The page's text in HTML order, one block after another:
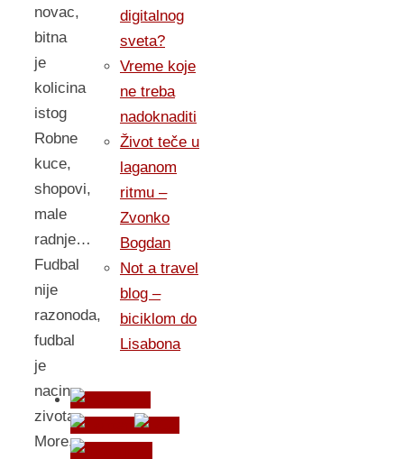
novac,
bitna
je
kolicina
istog
Robne
kuce,
shopovi,
male
radnje…
Fudbal
nije
razonoda,
fudbal
je
nacin
zivota
More,
digitalnog
sveta?
Vreme koje
ne treba
nadoknaditi
Život teče u
laganom
ritmu –
Zvonko
Bogdan
Not a travel
blog –
biciklom do
Lisabona